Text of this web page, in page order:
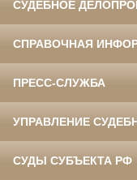
СУДЕБНОЕ
СПРАВОЧНАЯ
ПРЕСС-СЛУЖБА
УПРАВЛЕНИЕ
СУДЫ СУБЪЕКТА РФ